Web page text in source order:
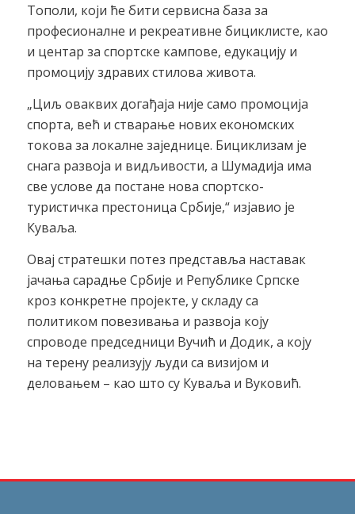
Тополи, који ће бити сервисна база за
професионалне и рекреативне бициклисте, као
и центар за спортске кампове, едукацију и
промоцију здравих стилова живота.
„Циљ оваквих догађаја није само промоција
спорта, већ и стварање нових економских
токова за локалне заједнице. Бициклизам је
снага развоја и видљивости, а Шумадија има
све услове да постане нова спортско-
туристичка престоница Србије,“ изјавио је
Куваља.
Овај стратешки потез представља наставак
јачања сарадње Србије и Републике Српске
кроз конкретне пројекте, у складу са
политиком повезивања и развоја коју
спроводе председници Вучић и Додик, а коју
на терену реализују људи са визијом и
деловањем – као што су Куваља и Вуковић.